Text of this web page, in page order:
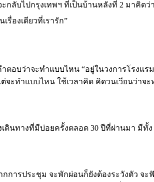
ะกลับไปกรุงเทพฯ ที่เป็นบ้านหลังที่ 2 มาคิ
รื่องเดียวที่เรารัก”
อบว่าจะทำแบบไหน “อยู่ในวงการโรงแ
ทำแบบไหน ใช้เวลาคิด คิดวนเวียนว่าจะ
ทางที่มีบ่อยครั้งตลอด 30 ปีที่ผ่านมา มีทั้ง
จากการประชุม จะพักผ่อนก็ยังต้องระวังตั